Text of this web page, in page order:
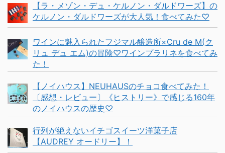
【ラ・メゾン・デュ・ケルノン・ダルドワーズ】の
ケルノン・ダルドワーズが大人気！食べてみた♡
ワインに魅入られたフジマル醸造所×Cru de M(ク
リュ デュ エム)の冒険♡ワインプラリネを食べてみ
た！
【ノイハウス】NEUHAUSのチョコ食べてみた！
〔感想・レビュー〕《ヒストリー》で感じる160年
のノイハウスの歴史♡
行列が絶えないイチゴスイーツ洋菓子店
【AUDREY オードリー】！